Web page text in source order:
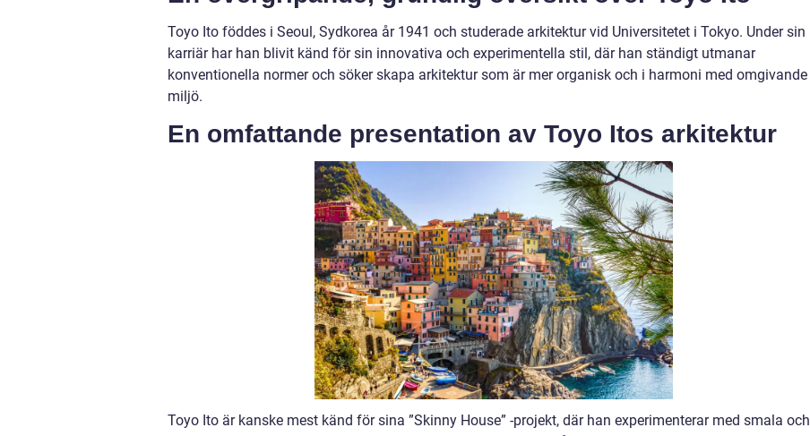
Toyo Ito föddes i Seoul, Sydkorea år 1941 och studerade arkitektur vid Universitetet i Tokyo. Under sin
karriär har han blivit känd för sin innovativa och experimentella stil, där han ständigt utmanar
konventionella normer och söker skapa arkitektur som är mer organisk och i harmoni med omgivande
miljö.
En omfattande presentation av Toyo Itos arkitektur
Toyo Ito är kanske mest känd för sina ”Skinny House” -projekt, där han experimenterar med smala och